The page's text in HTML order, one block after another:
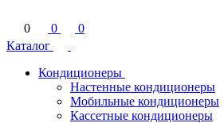
0 0
0
Каталог
Кондиционеры
Настенные кондиционеры
Мобильные кондиционеры
Кассетные кондиционеры